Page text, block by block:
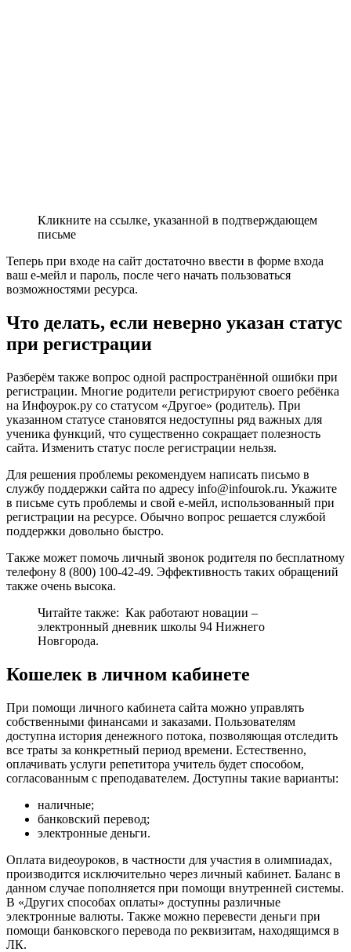
Кликните на ссылке, указанной в подтверждающем
письме
Теперь при входе на сайт достаточно ввести в форме входа
ваш е-мейл и пароль, после чего начать пользоваться
возможностями ресурса.
Что делать, если неверно указан статус
при регистрации
Разберём также вопрос одной распространённой ошибки при
регистрации. Многие родители регистрируют своего ребёнка
на Инфоурок.ру со статусом «Другое» (родитель). При
указанном статусе становятся недоступны ряд важных для
ученика функций, что существенно сокращает полезность
сайта. Изменить статус после регистрации нельзя.
Для решения проблемы рекомендуем написать письмо в
службу поддержки сайта по адресу info@infourok.ru. Укажите
в письме суть проблемы и свой е-мейл, использованный при
регистрации на ресурсе. Обычно вопрос решается службой
поддержки довольно быстро.
Также может помочь личный звонок родителя по бесплатному
телефону 8 (800) 100-42-49. Эффективность таких обращений
также очень высока.
Читайте также: Как работают новации –
электронный дневник школы 94 Нижнего
Новгорода.
Кошелек в личном кабинете
При помощи личного кабинета сайта можно управлять
собственными финансами и заказами. Пользователям
доступна история денежного потока, позволяющая отследить
все траты за конкретный период времени. Естественно,
оплачивать услуги репетитора учитель будет способом,
согласованным с преподавателем. Доступны такие варианты:
наличные;
банковский перевод;
электронные деньги.
Оплата видеоуроков, в частности для участия в олимпиадах,
производится исключительно через личный кабинет. Баланс в
данном случае пополняется при помощи внутренней системы.
В «Других способах оплаты» доступны различные
электронные валюты. Также можно перевести деньги при
помощи банковского перевода по реквизитам, находящимся в
ЛК.